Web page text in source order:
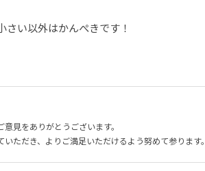
い以外はかんぺきです！
見をありがとうございます。
ただき、よりご満足いただけるよう努めて参ります。